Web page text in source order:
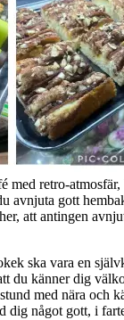
med retro-
avnjuta gott
att antingen
ska vara en
du känner dig
med nära och
dig något gott, i